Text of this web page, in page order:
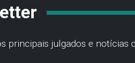
principais julgados e notícias